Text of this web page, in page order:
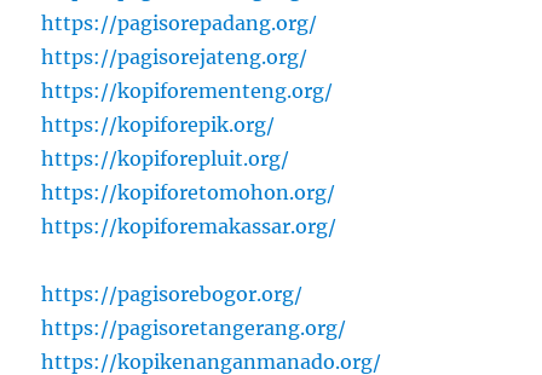
https://pagisorepadang.org/
https://pagisorejateng.org/
https://kopiforementeng.org/
https://kopiforepik.org/
https://kopiforepluit.org/
https://kopiforetomohon.org/
https://kopiforemakassar.org/
https://pagisorebogor.org/
https://pagisoretangerang.org/
https://kopikenanganmanado.org/